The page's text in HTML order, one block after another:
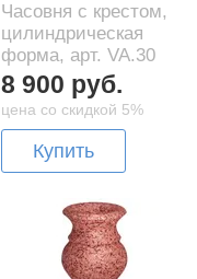
Часовня с крестом,
цилиндрическая
форма, арт. VA.30
8 900 руб.
цена со скидкой 5%
Купить